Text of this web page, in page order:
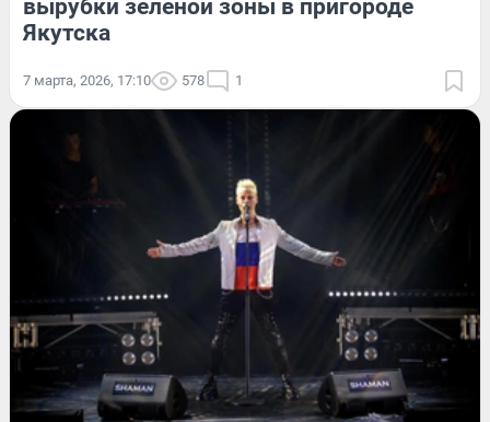
вырубки зеленой зоны в пригороде
Якутска
7 марта, 2026, 17:10 578 1